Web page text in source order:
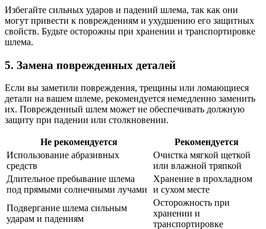
Избегайте сильных ударов и падений шлема, так как они
могут привести к повреждениям и ухудшению его защитных
свойств. Будьте осторожны при хранении и транспортировке
шлема.
5. Замена поврежденных деталей
Если вы заметили повреждения, трещины или ломающиеся
детали на вашем шлеме, рекомендуется немедленно заменить
их. Поврежденный шлем может не обеспечивать должную
защиту при падении или столкновении.
Не рекомендуется
Рекомендуется
Использование абразивных
средств
Очистка мягкой щеткой
или влажной тряпкой
Длительное пребывание шлема
под прямыми солнечными лучами
Хранение в прохладном
и сухом месте
Подвергание шлема сильным
ударам и падениям
Осторожность при
хранении и
транспортировке